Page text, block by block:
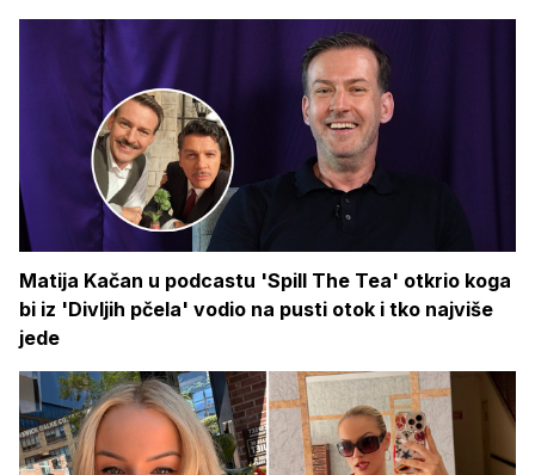
Matija Kačan u podcastu 'Spill The Tea' otkrio koga
bi iz 'Divljih pčela' vodio na pusti otok i tko najviše
jede